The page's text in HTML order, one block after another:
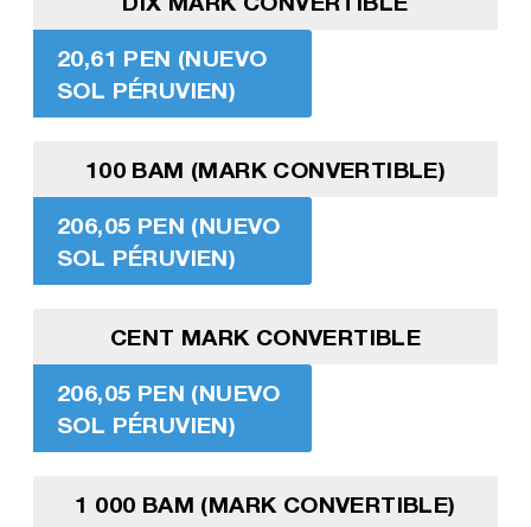
20,61 PEN (NUEVO
SOL PÉRUVIEN)
100 BAM (MARK CONVERTIBLE)
206,05 PEN (NUEVO
SOL PÉRUVIEN)
CENT MARK CONVERTIBLE
206,05 PEN (NUEVO
SOL PÉRUVIEN)
1 000 BAM (MARK CONVERTIBLE)